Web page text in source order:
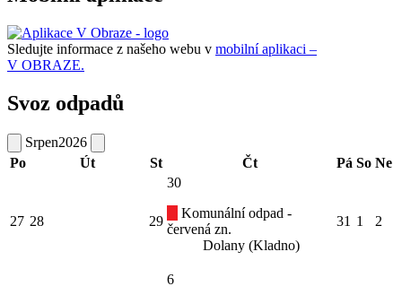
Sledujte informace z našeho webu v mobilní aplikaci –
V OBRAZE.
Svoz odpadů
Srpen2026
Po
Út St Čt Pá So Ne
27 28 29
30
Komunální odpad -
červená zn.
Dolany (Kladno)
31 1 2
6